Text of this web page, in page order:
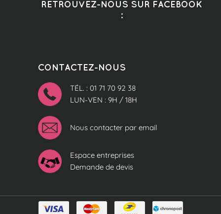
RETROUVEZ-NOUS SUR FACEBOOK
:
CONTACTEZ-NOUS
TÉL. : 01 71 70 92 38
LUN-VEN : 9H / 18H
Nous contacter par email
Espace entreprises
Demande de devis